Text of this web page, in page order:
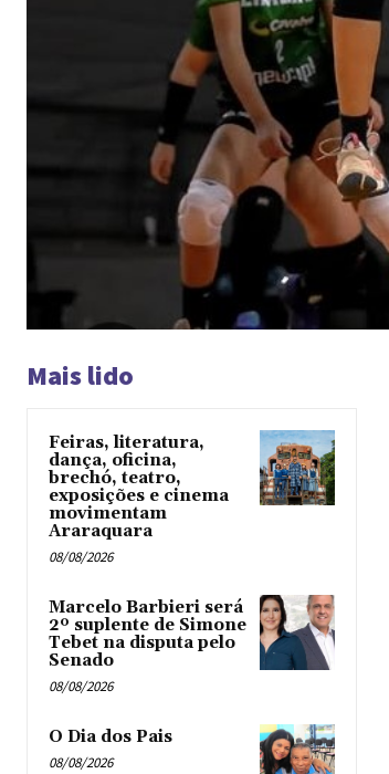
Mais lido
Feiras, literatura,
dança, oficina,
brechó, teatro,
exposições e cinema
movimentam
Araraquara
08/08/2026
Marcelo Barbieri será
2º suplente de Simone
Tebet na disputa pelo
Senado
08/08/2026
O Dia dos Pais
08/08/2026